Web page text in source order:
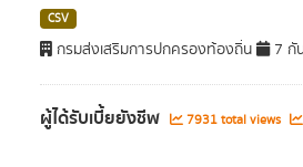
CSV
กรมส่งเสริมการปกครองท้องถิ่น 7 กั
ผู้ได้รับเบี้ยยังชีพ 7931 total views